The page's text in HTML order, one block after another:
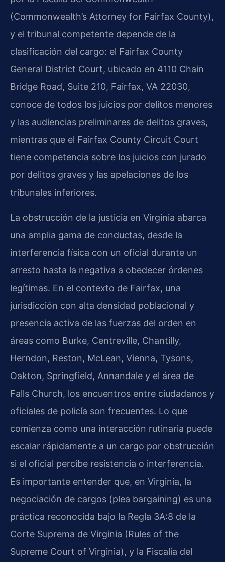
(Commonwealth’s Attorney for Fairfax County),
y el tribunal competente depende de la
clasificación del cargo: el Fairfax County
General District Court, ubicado en 4110 Chain
Bridge Road, Suite 210, Fairfax, VA 22030,
conoce de todos los juicios por delitos menores
y las audiencias preliminares de delitos graves,
mientras que el Fairfax County Circuit Court
tiene competencia sobre los juicios con jurado
por delitos graves y las apelaciones de los
tribunales inferiores.
La obstrucción de la justicia en Virginia abarca
una amplia gama de conductas, desde la
interferencia física con un oficial durante un
arresto hasta la negativa a obedecer órdenes
legítimas. En el contexto de Fairfax, una
jurisdicción con alta densidad poblacional y
presencia activa de las fuerzas del orden en
áreas como Burke, Centreville, Chantilly,
Herndon, Reston, McLean, Vienna, Tysons,
Oakton, Springfield, Annandale y el área de
Falls Church, los encuentros entre ciudadanos y
oficiales de policía son frecuentes. Lo que
comienza como una interacción rutinaria puede
escalar rápidamente a un cargo por obstrucción
si el oficial percibe resistencia o interferencia.
Es importante entender que, en Virginia, la
negociación de cargos (plea bargaining) es una
práctica reconocida bajo la Regla 3A:8 de la
Corte Suprema de Virginia (Rules of the
Supreme Court of Virginia), y la Fiscalía del